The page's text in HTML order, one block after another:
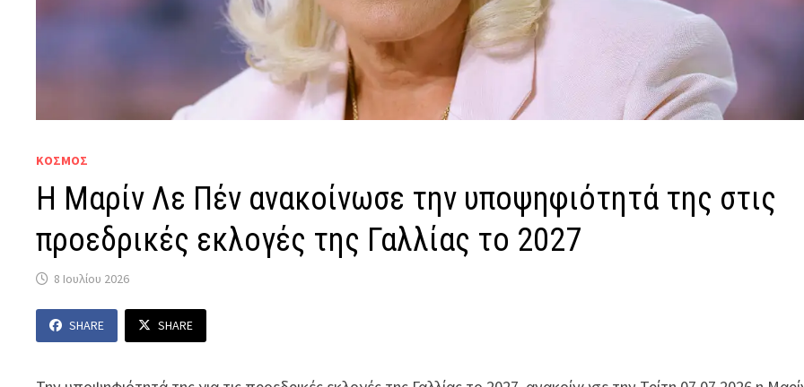
ΚΟΣΜΟΣ
Η Μαρίν Λε Πέν ανακοίνωσε την υποψηφιότητά της στις
προεδρικές εκλογές της Γαλλίας το 2027
8 Ιουλίου 2026
SHARE SHARE